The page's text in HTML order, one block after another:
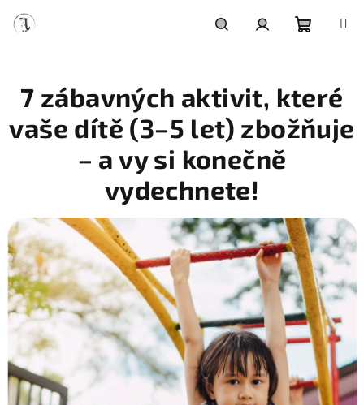
košík
7 zábavných aktivit, které
vaše dítě (3–5 let) zbožňuje
– a vy si konečně
vydechnete!